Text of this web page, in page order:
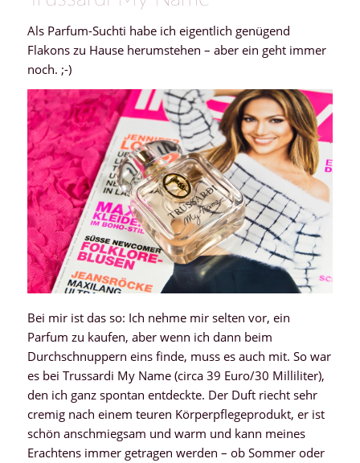
Als Parfum-Suchti habe ich eigentlich genügend
Flakons zu Hause herumstehen – aber ein geht immer
noch. ;-)
Bei mir ist das so: Ich nehme mir selten vor, ein
Parfum zu kaufen, aber wenn ich dann beim
Durchschnuppern eins finde, muss es auch mit. So war
es bei Trussardi My Name (circa 39 Euro/30 Milliliter),
den ich ganz spontan entdeckte. Der Duft riecht sehr
cremig nach einem teuren Körperpflegeprodukt, er ist
schön anschmiegsam und warm und kann meines
Erachtens immer getragen werden – ob Sommer oder